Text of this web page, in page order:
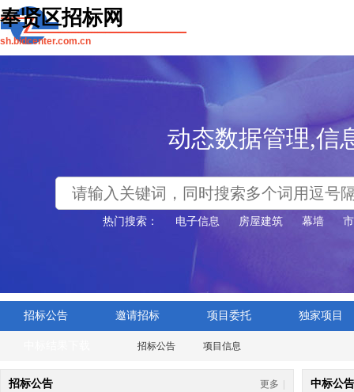
奉贤区招标网
sh.bidcenter.com.cn
动态数据管理,信
热门搜索： 电子信息 房屋建筑 幕墙
招标公告 邀请招标 项目委托 独家项目
招标公告 项目信息
招标公告 更多 中标公告